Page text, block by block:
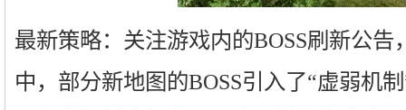
最新策略：关注游戏内的BOSS刷新公
中，部分新地图的BOSS引入了“虚弱机